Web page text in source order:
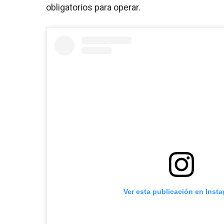
obligatorios para operar.
Ver esta publicación en